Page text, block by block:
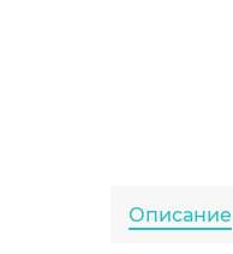
Описание